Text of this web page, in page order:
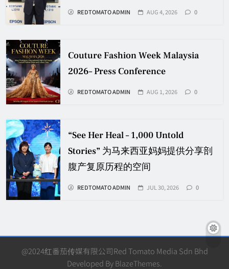
REDTOMATO ADMIN AUG 4, 2026 0
Couture Fashion Week Malaysia
2026– Press Conference
REDTOMATO ADMIN AUG 1, 2026 0
“See Her Heal – 1,000 Untold
Stories” 为马来西亚妈妈提供分享剖
腹产复原历程的空间
REDTOMATO ADMIN JUL 30, 2026 0
@2024红番茄传媒有限公司Red Tomato Media Sdn Bhd
Developed ByBlazeThemes